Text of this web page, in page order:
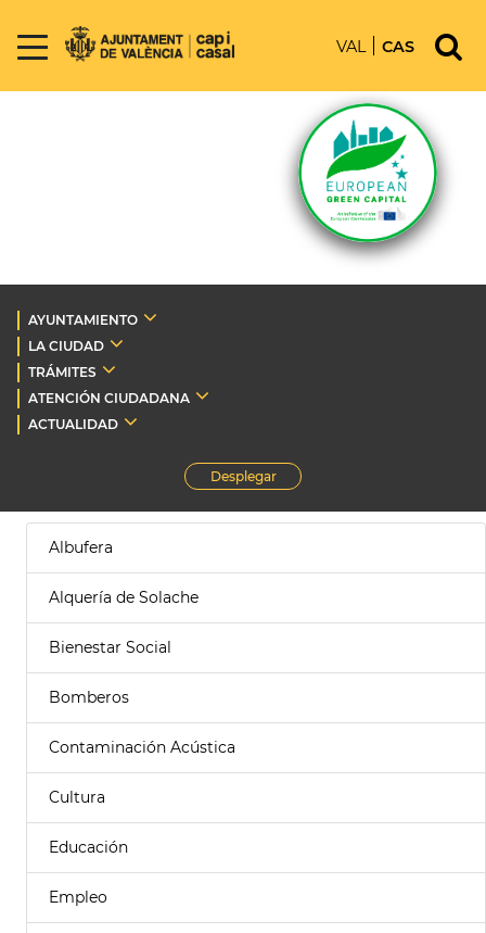
VAL CAS
AYUNTAMIENTO
LA CIUDAD
TRÁMITES
ATENCIÓN CIUDADANA
ACTUALIDAD
Desplegar
Albufera
Alquería de Solache
Bienestar Social
Bomberos
Contaminación Acústica
Cultura
Educación
Empleo